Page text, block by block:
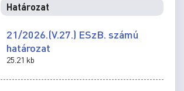
Határozat
21/2026.(V.27.) ESzB. számú
határozat
25.21 kb